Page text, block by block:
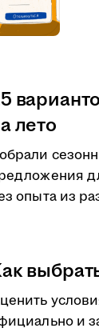
лето
опыта из
и